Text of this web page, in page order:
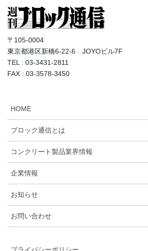
〒105-0004
東京都港区新橋6-22-6 JOYOビル7F
TEL : 03-3431-2811
FAX : 03-3578-3450
HOME
ブロック通信とは
コンクリート製品業界情報
企業情報
お知らせ
お問い合わせ
プライバシーポリシー